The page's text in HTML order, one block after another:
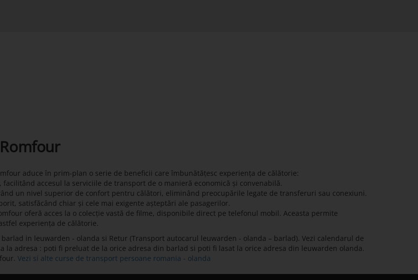
aduce în prim-plan o serie de beneficii care îmbunătățesc experiența de călătorie:
accesul la serviciile de transport de o manieră economică și convenabilă.
un nivel superior de confort pentru călători, eliminând preocupările legate de transferuri sau conexiuni.
satisfăcând chiar și cele mai exigente așteptări ale pasagerilor.
oferă acces la o colecție vastă de filme, disponibile direct pe telefonul mobil. Aceasta permite
experiența de călătorie.
in leuwarden - olanda si Retur (Transport autocarul leuwarden - olanda – barlad). Vezi calendarul de
la adresa : poti fi preluat de la orice adresa din barlad si poti fi lasat la orice adresa din leuwarden olanda.
Vezi si alte curse de transport persoane romania - olanda